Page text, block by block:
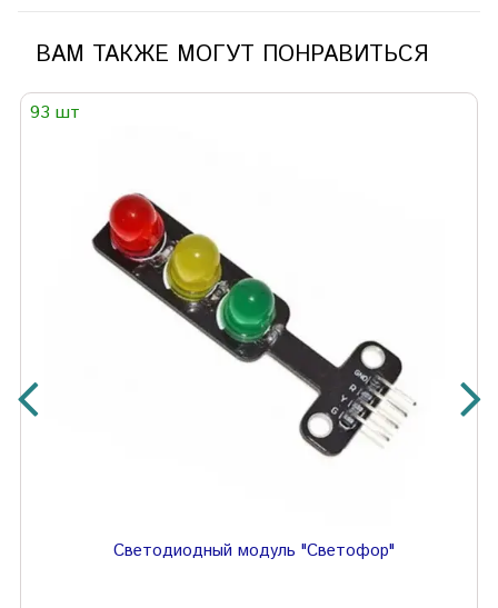
ВАМ ТАКЖЕ МОГУТ ПОНРАВИТЬСЯ
93 шт
Светодиодный модуль "Светофор"